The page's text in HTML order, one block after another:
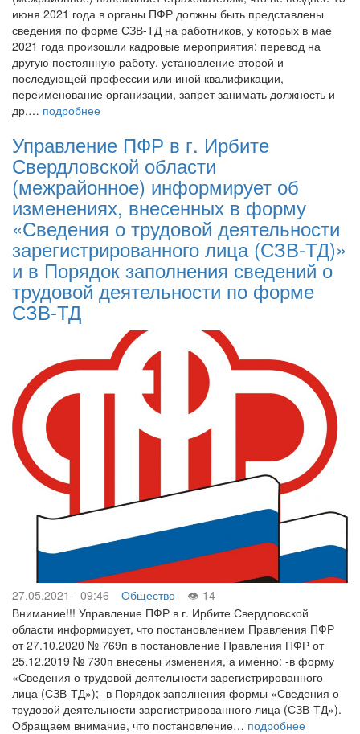
июня 2021 года в органы ПФР должны быть представлены
сведения по форме СЗВ-ТД на работников, у которых в мае
2021 года произошли кадровые мероприятия: перевод на
другую постоянную работу, установление второй и
последующей профессии или иной квалификации,
переименование организации, запрет занимать должность и
др.… подробнее
Управление ПФР в г. Ирбите
Свердловской области
(межрайонное) информирует об
изменениях, внесенных в форму
«Сведения о трудовой деятельности
зарегистрированного лица (СЗВ-ТД)»
и в Порядок заполнения сведений о
трудовой деятельности по форме
СЗВ-ТД
27.05.2021 - 09:46 Общество
14
Внимание!!! Управление ПФР в г. Ирбите Свердловской
области информирует, что постановлением Правления ПФР
от 27.10.2020 № 769п в постановление Правления ПФР от
25.12.2019 № 730п внесены изменения, а именно: -в форму
«Сведения о трудовой деятельности зарегистрированного
лица (СЗВ-ТД»); -в Порядок заполнения формы «Сведения о
трудовой деятельности зарегистрированного лица (СЗВ-ТД»).
Обращаем внимание, что постановление… подробнее